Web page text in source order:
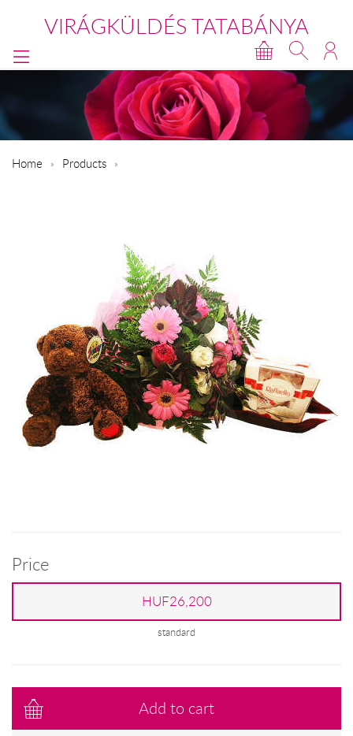
VIRÁGKÜLDÉS TATABÁNYA
Home Products
Price
HUF26,200
standard
Add to cart